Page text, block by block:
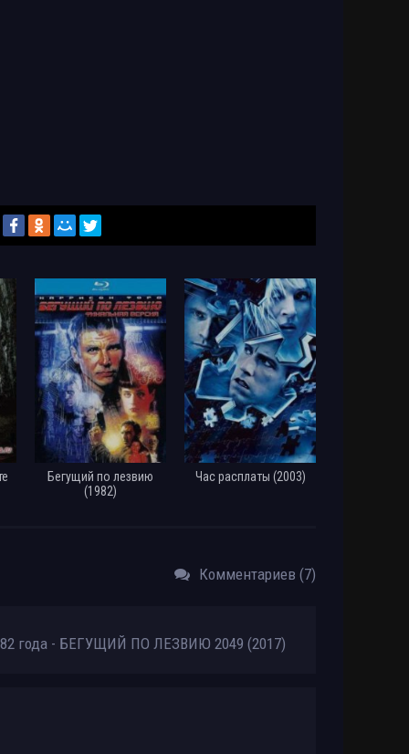
Бегущий по лезвию
(1982)
Час расплаты (2003)
Комментариев (7)
года - БЕГУЩИЙ ПО ЛЕЗВИЮ 2049 (2017)